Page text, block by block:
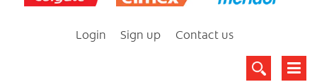
Login Sign up Contact us